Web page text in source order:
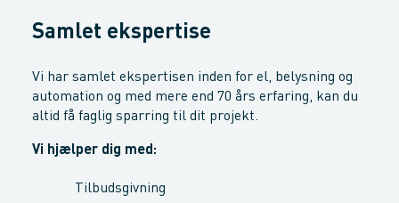
Samlet ekspertise
Vi har samlet ekspertisen inden for el, belysning og
automation og med mere end 70 års erfaring, kan du
altid få faglig sparring til dit projekt.
Vi hjælper dig med:
Tilbudsgivning